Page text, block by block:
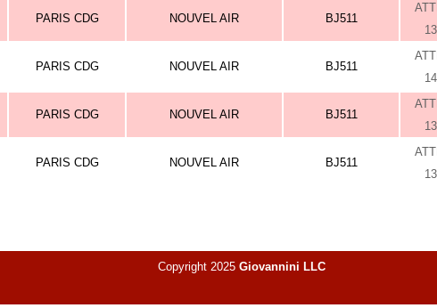
PARIS CDG NOUVEL AIR BJ511
PARIS CDG NOUVEL AIR BJ511
PARIS CDG NOUVEL AIR BJ511
PARIS CDG NOUVEL AIR BJ511
Copyright 2025 Giovannini LLC